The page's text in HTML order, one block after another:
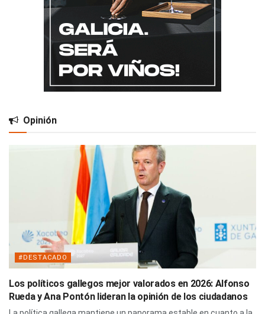
Opinión
#DESTACADO
Los políticos gallegos mejor valorados en 2026: Alfonso
Rueda y Ana Pontón lideran la opinión de los ciudadanos